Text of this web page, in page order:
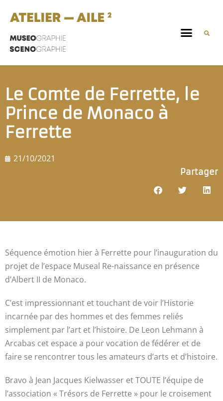
Le Comte de Ferrette, le
Prince de Monaco à
Ferrette
21/10/2021
Partager
Séquence émotion hier à Ferrette pour l’inauguration du
projet de l’espace Museal Re-naissance en présence
d’Albert II de Monaco.
C’est impressionnant et touchant de voir l’Historie
incarnée par des hommes et des femmes reliés
simplement par l’art et l’histoire. De Leon Lehmann à
Arcabas cet espace a pour vocation de fédérer et de
faire se rencontrer tous les amateurs d’arts et d’histoire.
Bravo à Jean Jacques Kielwasser et TOUTE l’équipe de
l’association « Trésors de Ferrette » pour le croisement